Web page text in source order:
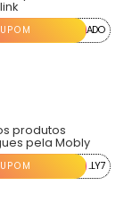
...ADO
produtos
pela Mobly
...LY7